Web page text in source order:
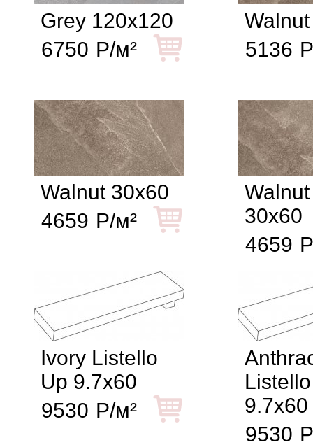
Grey 120x120
6750 Р/м²
5136
Walnut 30x60
4659 Р/м²
30x60
4659
Ivory Listello
Up 9.7x60
9530 Р/м²
9.7x60
9530